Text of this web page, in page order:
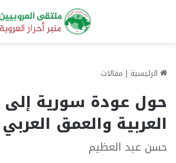
الرئيسية | مقالات
حول عودة سورية إلى
العربية والعمق العربي
حسن عبد العظيم